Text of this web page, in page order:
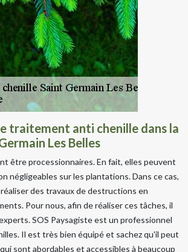
traitement anti chenille dans la
Les Belles
être processionnaires. En fait, elles peuvent
négligeables sur les plantations. Dans ce cas,
des travaux de destructions en
Pour nous, afin de réaliser ces tâches, il
SOS Paysagiste est un professionnel
Il est très bien équipé et sachez qu'il peut
sont abordables et accessibles à beaucoup